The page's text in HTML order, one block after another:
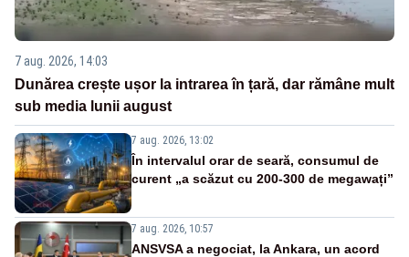
7 aug. 2026, 14:03
Dunărea crește ușor la intrarea în țară, dar rămâne mult
sub media lunii august
7 aug. 2026, 13:02
În intervalul orar de seară, consumul de
curent „a scăzut cu 200-300 de megawați”
7 aug. 2026, 10:57
ANSVSA a negociat, la Ankara, un acord